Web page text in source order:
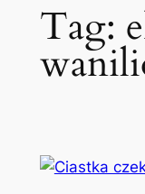
Tag: